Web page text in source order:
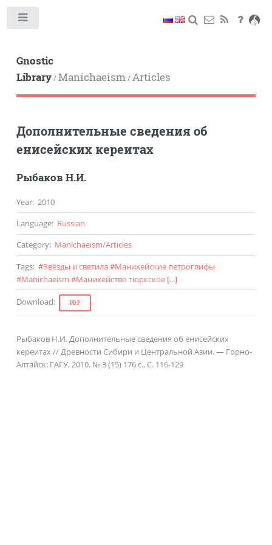
Gnostic
Library/Manichaeism/Articles
Дополнительные сведения об
енисейских кереитах
Рыбаков Н.И.
Year: 2010
Language: Russian
Category: Manichaeism/Articles
Tags: #Звёзды и светила#Манихейские петроглифы
#Manichaeism #Манихейство тюркское [...]
Download: PDF
Рыбаков Н.И. Дополнительные сведения об енисейских
кереитах // Древности Сибири и Центральной Азии. — Горно-
Алтайск: ГАГУ, 2010. № 3 (15) 176 с., C. 116-129